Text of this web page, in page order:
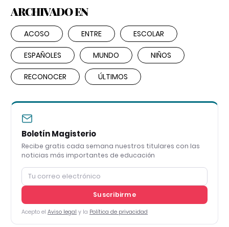
ARCHIVADO EN
ACOSO ENTRE ESCOLAR
ESPAÑOLES MUNDO NIÑOS
RECONOCER ÚLTIMOS
Boletín Magisterio
Recibe gratis cada semana nuestros titulares con las
noticias más importantes de educación
Suscribirme
Acepto el Aviso legal y la Política de privacidad